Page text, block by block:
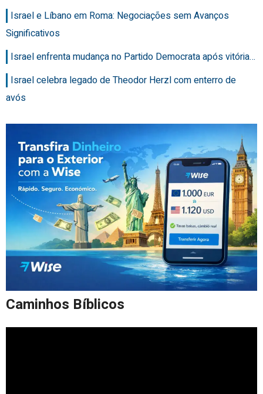
Israel e Líbano em Roma: Negociações sem Avanços
Significativos
Israel enfrenta mudança no Partido Democrata após vitória…
Israel celebra legado de Theodor Herzl com enterro de
avós
Caminhos Bíblicos